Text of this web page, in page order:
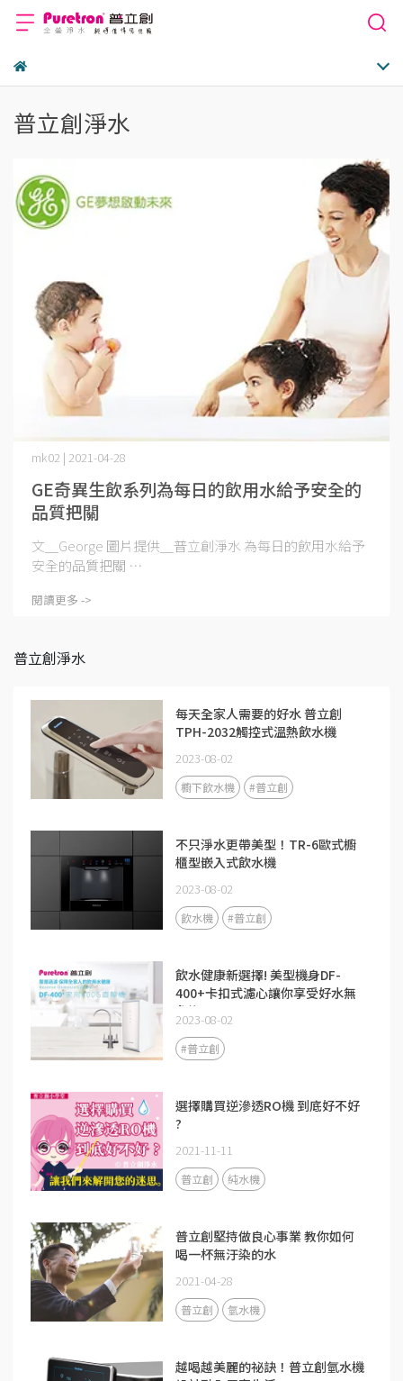
普立創淨水
GE奇異生飲系列為每日的飲用水給予安全的
品質把關
mk02 | 2021-04-28
文＿George 圖片提供＿普立創淨水 為每日的飲用水給予
安全的品質把關 ⋯
閱讀更多 ->
普立創淨水
每天全家人需要的好水 普立創
TPH-2032觸控式溫熱飲水機
2023-08-02
櫥下飲水機 #普立創
不只淨水更帶美型！TR-6歐式櫥
櫃型嵌入式飲水機
2023-08-02
飲水機 #普立創
飲水健康新選擇! 美型機身DF-
400+卡扣式濾心讓你享受好水無
負擔
2023-08-02
#普立創
選擇購買逆滲透RO機 到底好不好
?
2021-11-11
普立創 純水機
普立創堅持做良心事業 教你如何
喝一杯無汙染的水
2021-04-28
普立創 氫水機
越喝越美麗的祕訣！普立創氫水機